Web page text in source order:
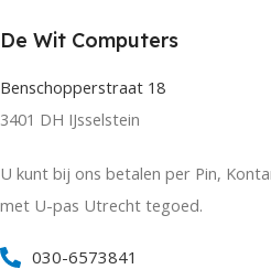
De Wit Computers
Benschopperstraat 18
3401 DH IJsselstein
U kunt bij ons betalen per Pin,
met U-pas Utrecht tegoed.
030-6573841